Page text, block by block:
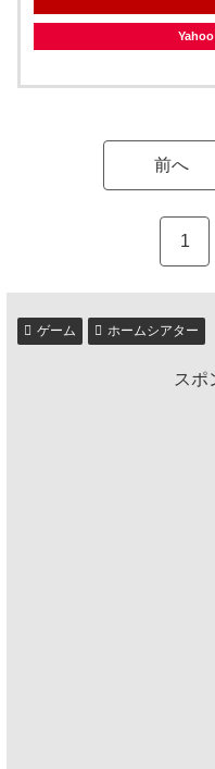
前へ
1
ゲーム ホームシアター
スポ